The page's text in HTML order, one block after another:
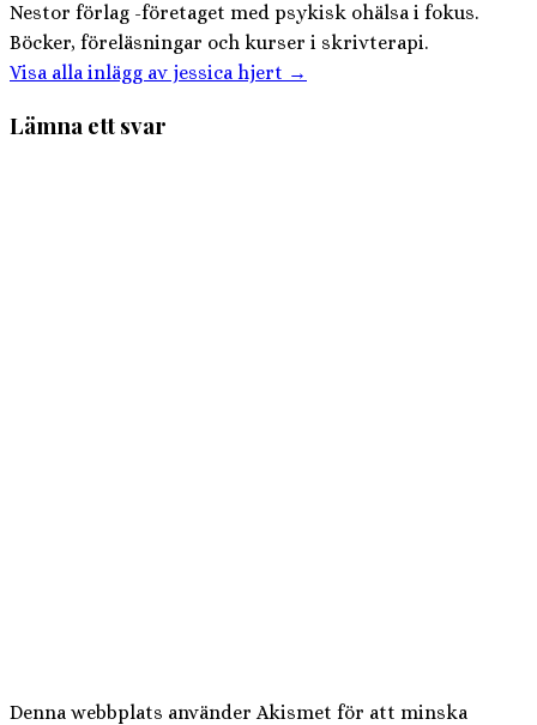
Nestor förlag -företaget med psykisk ohälsa i fokus.
Böcker, föreläsningar och kurser i skrivterapi.
Visa alla inlägg av jessica hjert →
Lämna ett svar
Denna webbplats använder Akismet för att minska